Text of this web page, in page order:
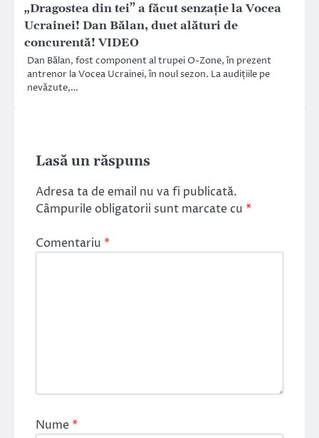
„Dragostea din tei” a făcut senzație la Vocea
Ucrainei! Dan Bălan, duet alături de
concurentă! VIDEO
Dan Bălan, fost component al trupei O-Zone, în prezent
antrenor la Vocea Ucrainei, în noul sezon. La audițiile pe
nevăzute,…
Lasă un răspuns
Adresa ta de email nu va fi publicată.
Câmpurile obligatorii sunt marcate cu *
Comentariu *
Nume*